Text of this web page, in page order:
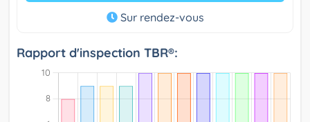
Sur rendez-vous
Rapport d'inspection TBR®: